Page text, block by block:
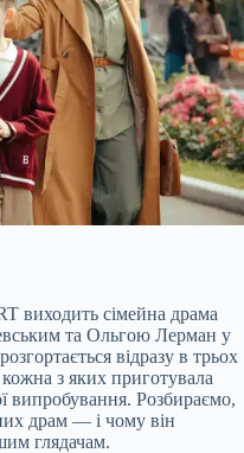
виходить сімейна драма
та Ольгою Лерман у
відразу в трьох
з яких приготувала
випробування. Розбираємо,
драм — і чому він
глядачам.